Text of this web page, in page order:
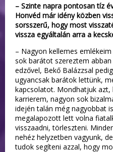
– Szinte napra pontosan tíz
Honvéd már idény közben
sorsszerű, hogy most
vissza egyáltalán arra a
– Nagyon kellemes
sok barátot szereztem
edzővel, Bekő Balázzsal
ugyancsak barátok lettünk,
kapcsolatot. Mondhatjuk
karrierem, nagyon sok
idején talán még nagyobbat
megalapozott lett volna
visszaadni, törleszteni.
nehéz helyzetben vagyunk,
tudok segíteni azzal, hogy